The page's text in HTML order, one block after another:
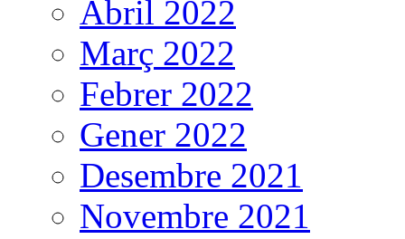
Abril 2022
Març 2022
Febrer 2022
Gener 2022
Desembre 2021
Novembre 2021